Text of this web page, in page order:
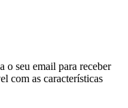
o seu email para receber
com as características